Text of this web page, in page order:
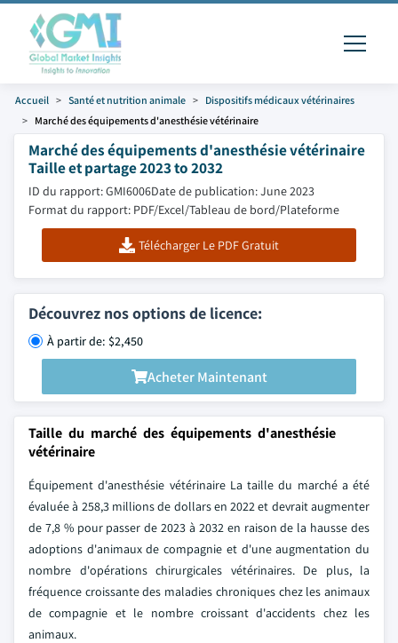
Accueil Santé et nutrition animale
Dispositifs médicaux vétérinaires
Marché des équipements d'anesthésie vétérinaire
Marché des équipements d'anesthésie vétérinaire
Taille et partage 2023 to 2032
ID du rapport: GMI6006Date de publication: June 2023
Format du rapport: PDF/Excel/Tableau de bord/Plateforme
Télécharger Le PDF Gratuit
Découvrez nos options de licence:
À partir de: $2,450
Acheter Maintenant
Taille du marché des équipements d'anesthésie
vétérinaire
Équipement d'anesthésie vétérinaire La taille du marché a été
évaluée à 258,3 millions de dollars en 2022 et devrait augmenter
de 7,8 % pour passer de 2023 à 2032 en raison de la hausse des
adoptions d'animaux de compagnie et d'une augmentation du
nombre d'opérations chirurgicales vétérinaires. De plus, la
fréquence croissante des maladies chroniques chez les animaux
de compagnie et le nombre croissant d'accidents chez les
animaux.